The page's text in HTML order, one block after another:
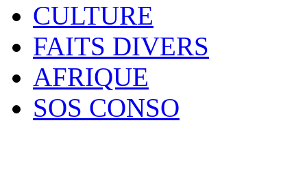
CULTURE
FAITS DIVERS
AFRIQUE
SOS CONSO